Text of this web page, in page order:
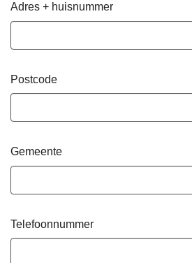
Adres + huisnummer
Postcode
Gemeente
Telefoonnummer